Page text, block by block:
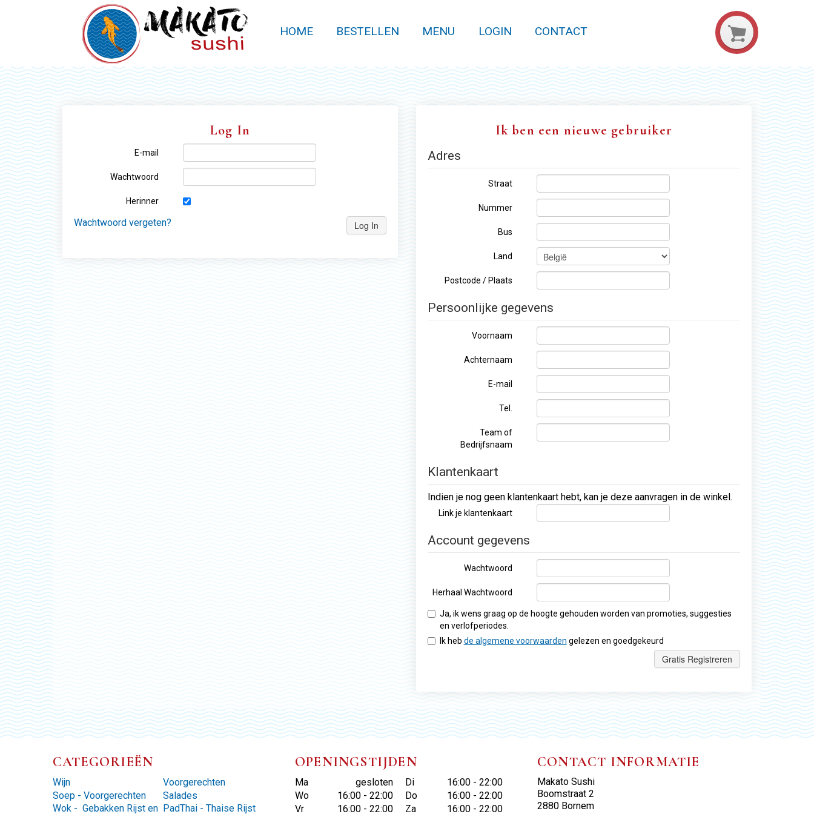
HOME BESTELLEN MENU LOGIN CONTACT
Log In
E-mail
Wachtwoord
Herinner
Wachtwoord vergeten? Log In
Ik ben een nieuwe gebruiker
Adres
Straat
Nummer
Bus
Land
Postcode / Plaats
Persoonlijke gegevens
Voornaam
Achternaam
E-mail
Tel.
Team of
Bedrijfsnaam
Klantenkaart
Indien je nog geen klantenkaart hebt, kan je deze aanvragen in de winkel.
Link je klantenkaart
Account gegevens
Wachtwoord
Herhaal Wachtwoord
Ja, ik wens graag op de hoogte gehouden worden van promoties, suggesties
en verlofperiodes.
Ik heb de algemene voorwaarden gelezen en goedgekeurd
Gratis Registreren
CATEGORIEËN
Wijn
Voorgerechten
Soep - Voorgerechten
Salades
Wok - Gebakken Rijst en PadThai - Thaise Rijst
OPENINGSTIJDEN
Ma gesloten Di
16:00 - 22:00
Wo
16:00 - 22:00 Do
16:00 - 22:00
Vr
16:00 - 22:00 Za 16:00 - 22:00
CONTACT INFORMATIE
Makato Sushi
Boomstraat 2
2880 Bornem